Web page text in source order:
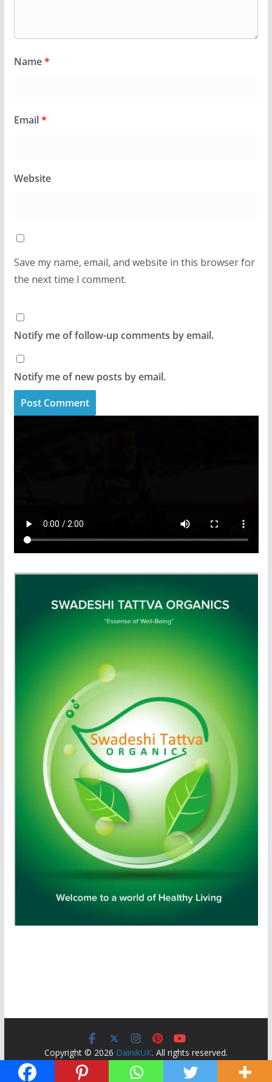
Name*
Email*
Website
Save my name, email, and website in this browser for
the next time I comment.
Notify me of follow-up comments by email.
Notify me of new posts by email.
Copyright © 2026 DainikUK. All rights reserved.
Theme:
ColorMag by ThemeGrill. Powered by WordPress.